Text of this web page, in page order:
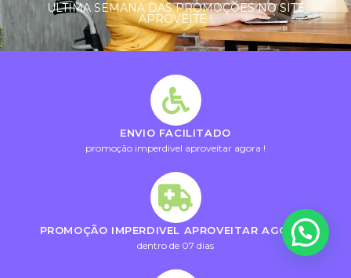
ULTIMA SEMANA DAS PROMOÇÕES NO SITE
APROVEITE !
ENVIO FACILITADO
promoção imperdivel aproveitar agora !
PROMOÇÃO IMPERDIVEL APROVEITAR AGORA !
dentro de 07 dias